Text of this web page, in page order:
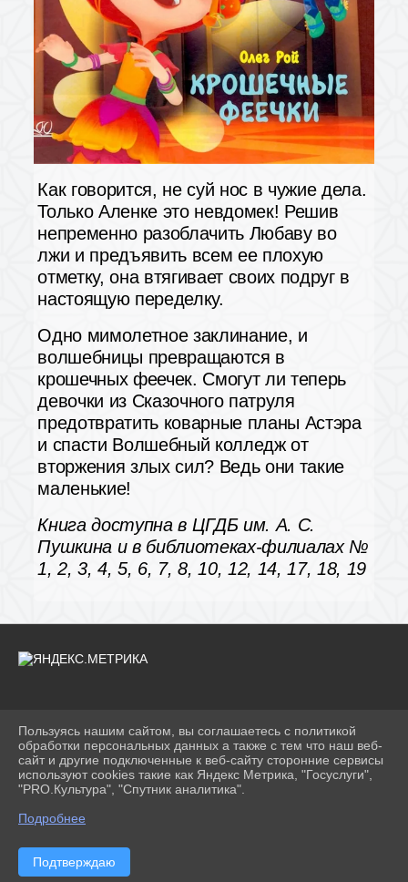
Как говорится, не суй нос в чужие дела.
Только Аленке это невдомек! Решив
непременно разоблачить Любаву во
лжи и предъявить всем ее плохую
отметку, она втягивает своих подруг в
настоящую переделку.
Одно мимолетное заклинание, и
волшебницы превращаются в
крошечных феечек. Смогут ли теперь
девочки из Сказочного патруля
предотвратить коварные планы Астэра
и спасти Волшебный колледж от
вторжения злых сил? Ведь они такие
маленькие!
Книга доступна в ЦГДБ им. А. С.
Пушкина и в библиотеках-филиалах №
1, 2, 3, 4, 5, 6, 7, 8, 10, 12, 14, 17, 18, 19
2026 Г. BIBLIODETI-VOLG.RU
ВХОД
КАРТА САЙТА
ПОЛИТИКА ОБРАБОТКИ ПЕРСОНАЛЬНЫХ ДАННЫХ
СДЕЛАНО НА KUBCMS
Пользуясь нашим сайтом, вы соглашаетесь с политикой
обработки персональных данных а также с тем что наш веб-
сайт и другие подключенные к веб-сайту сторонние сервисы
используют cookies такие как Яндекс Метрика, "Госуслуги",
"PRO.Культура", "Спутник аналитика".
Подробнее
Подтверждаю